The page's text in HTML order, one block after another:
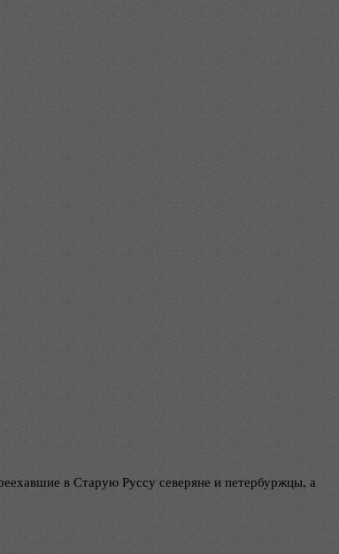
в Старую Руссу северяне и петербуржцы, а